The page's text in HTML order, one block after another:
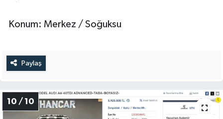
Konum: Merkez / Soğuksu
Paylaş
10 / 10